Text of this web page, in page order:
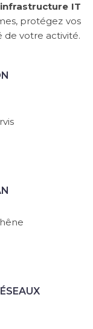
IT
protégez vos
de votre activité.